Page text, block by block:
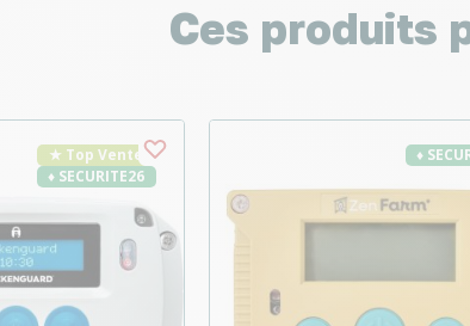
Ces produits
★ Top Vente
♦ SECURITE26
♦